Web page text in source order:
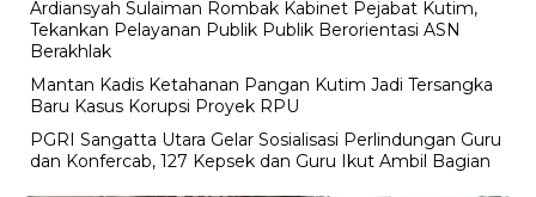
Ardiansyah Sulaiman Rombak Kabinet Pejabat Kutim,
Tekankan Pelayanan Publik Publik Berorientasi ASN
Berakhlak
Mantan Kadis Ketahanan Pangan Kutim Jadi Tersangka
Baru Kasus Korupsi Proyek RPU
PGRI Sangatta Utara Gelar Sosialisasi Perlindungan Guru
dan Konfercab, 127 Kepsek dan Guru Ikut Ambil Bagian